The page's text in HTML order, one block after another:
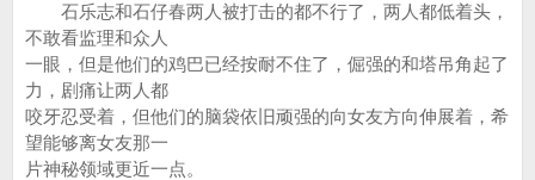
石乐志和石仔春两人被打击的都不行了，两人都低着头，
不敢看监理和众人
一眼，但是他们的鸡巴已经按耐不住了，倔强的和塔吊角起了
力，剧痛让两人都
咬牙忍受着，但他们的脑袋依旧顽强的向女友方向伸展着，希
望能够离女友那一
片神秘领域更近一点。